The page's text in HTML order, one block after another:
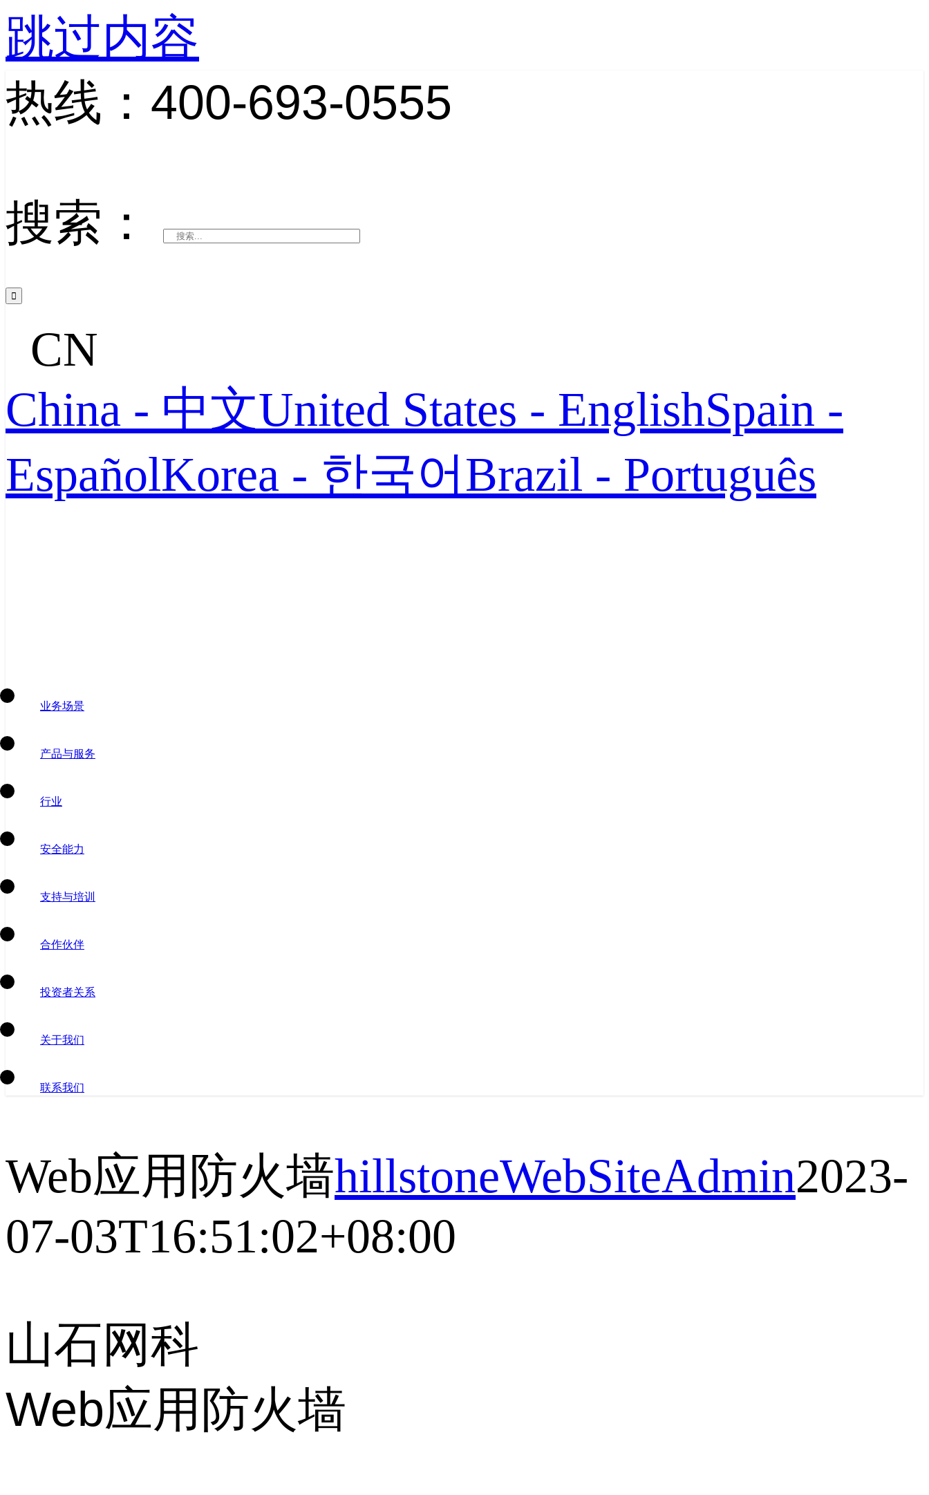
跳过内容
热线：400-693-0555
搜索：
CN
China - 中文United States - EnglishSpain -
EspañolKorea - 한국어Brazil - Português
业务场景
产品与服务
行业
安全能力
支持与培训
合作伙伴
投资者关系
关于我们
联系我们
Web应用防火墙hillstoneWebSiteAdmin2023-
07-03T16:51:02+08:00
山石网科
Web应用防火墙